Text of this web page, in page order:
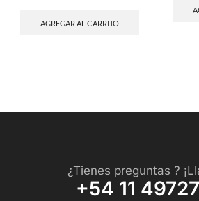
AGREGAR AL CARRITO
¿Tienes preguntas ?
+54 11